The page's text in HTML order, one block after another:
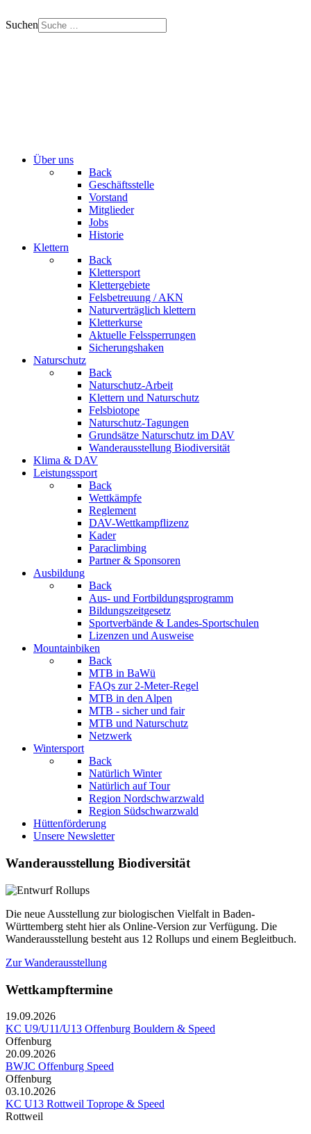
Suchen
Über uns
Back
Geschäftsstelle
Vorstand
Mitglieder
Jobs
Historie
Klettern
Back
Klettersport
Klettergebiete
Felsbetreuung / AKN
Naturverträglich klettern
Kletterkurse
Aktuelle Felssperrungen
Sicherungshaken
Naturschutz
Back
Naturschutz-Arbeit
Klettern und Naturschutz
Felsbiotope
Naturschutz-Tagungen
Grundsätze Naturschutz im DAV
Wanderausstellung Biodiversität
Klima & DAV
Leistungssport
Back
Wettkämpfe
Reglement
DAV-Wettkampflizenz
Kader
Paraclimbing
Partner & Sponsoren
Ausbildung
Back
Aus- und Fortbildungsprogramm
Bildungszeitgesetz
Sportverbände & Landes-Sportschulen
Lizenzen und Ausweise
Mountainbiken
Back
MTB in BaWü
FAQs zur 2-Meter-Regel
MTB in den Alpen
MTB - sicher und fair
MTB und Naturschutz
Netzwerk
Wintersport
Back
Natürlich Winter
Natürlich auf Tour
Region Nordschwarzwald
Region Südschwarzwald
Hüttenförderung
Unsere Newsletter
Wanderausstellung Biodiversität
Die neue Ausstellung zur biologischen Vielfalt in Baden-
Württemberg steht hier als Online-Version zur Verfügung. Die
Wanderausstellung besteht aus 12 Rollups und einem Begleitbuch.
Zur Wanderausstellung
Wettkampftermine
19.09.2026
KC U9/U11/U13 Offenburg Bouldern & Speed
Offenburg
20.09.2026
BWJC Offenburg Speed
Offenburg
03.10.2026
KC U13 Rottweil Toprope & Speed
Rottweil